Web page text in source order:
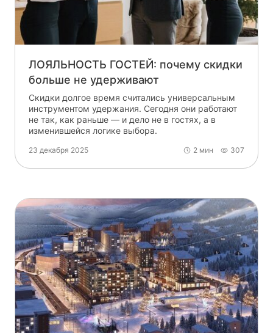
ЛОЯЛЬНОСТЬ ГОСТЕЙ: почему скидки
больше не удерживают
Скидки долгое время считались универсальным
инструментом удержания. Сегодня они работают
не так, как раньше — и дело не в гостях, а в
изменившейся логике выбора.
23 декабря 2025 2 мин 307